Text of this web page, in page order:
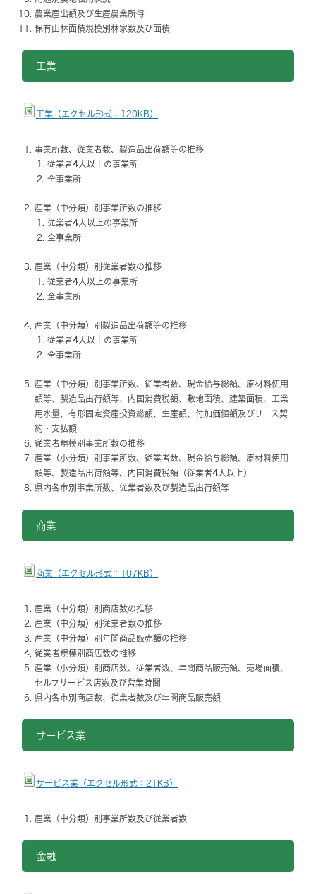
農業産出額及び生産農業所得
保有山林面積規模別林家数及び面積
工業
工業（エクセル形式：120KB）
事業所数、従業者数、製造品出荷額等の推移
従業者4人以上の事業所
全事業所
産業（中分類）別事業所数の推移
従業者4人以上の事業所
全事業所
産業（中分類）別従業者数の推移
従業者4人以上の事業所
全事業所
産業（中分類）別製造品出荷額等の推移
従業者4人以上の事業所
全事業所
産業（中分類）別事業所数、従業者数、現金給与総額、原材料使用
額等、製造品出荷額等、内国消費税額、敷地面積、建築面積、工業
用水量、有形固定資産投資総額、生産額、付加価値額及びリース契
約・支払額
従業者規模別事業所数の推移
産業（小分類）別事業所数、従業者数、現金給与総額、原材料使用
額等、製造品出荷額等、内国消費税額（従業者4人以上）
県内各市別事業所数、従業者数及び製造品出荷額等
商業
商業（エクセル形式：107KB）
産業（中分類）別商店数の推移
産業（中分類）別従業者数の推移
産業（中分類）別年間商品販売額の推移
従業者規模別商店数の推移
産業（小分類）別商店数、従業者数、年間商品販売額、売場面積、
セルフサービス店数及び営業時間
県内各市別商店数、従業者数及び年間商品販売額
サービス業
サービス業（エクセル形式：21KB）
産業（中分類）別事業所数及び従業者数
金融